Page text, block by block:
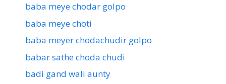
baba meye chodar golpo
baba meye choti
baba meyer chodachudir golpo
babar sathe choda chudi
badi gand wali aunty